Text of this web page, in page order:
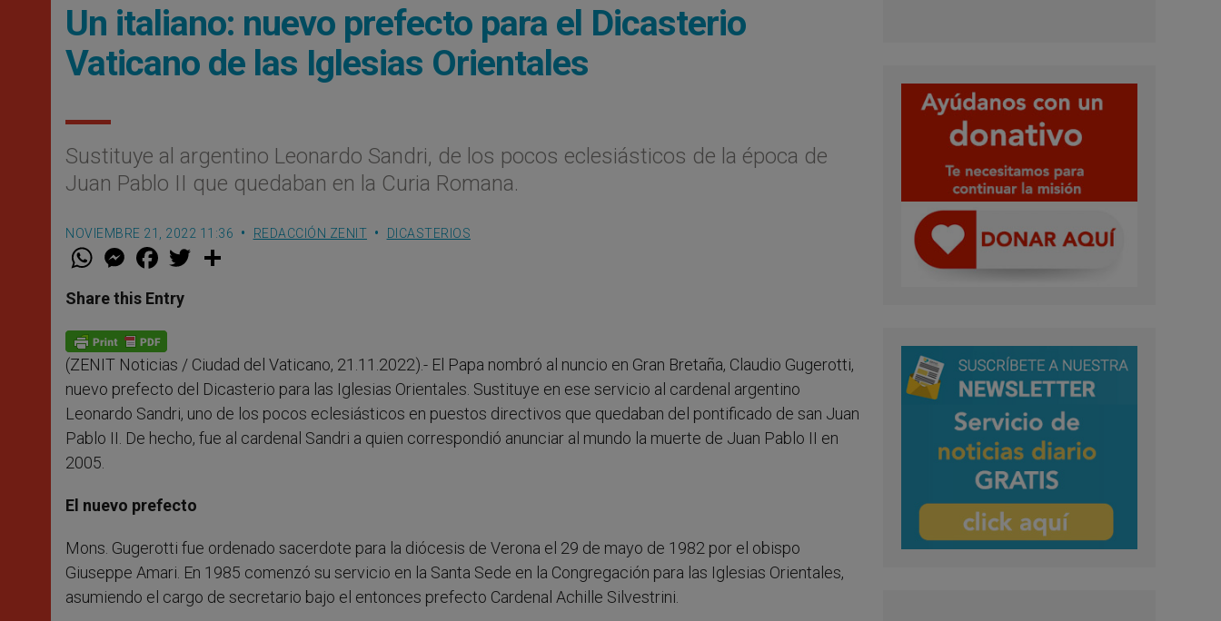
Un italiano: nuevo prefecto para el Dicasterio
Vaticano de las Iglesias Orientales
Sustituye al argentino Leonardo Sandri, de los pocos eclesiásticos de la época de
Juan Pablo II que quedaban en la Curia Romana.
NOVIEMBRE 21, 2022 11:36 REDACCIÓN ZENIT DICASTERIOS
W
t
s
p
p
M
e
s
e
g
e
r
F
a
e
b
o
k
w
Share this Entry
(ZENIT Noticias / Ciudad del Vaticano, 21.11.2022).- El Papa nombró al nuncio en Gran Bretaña, Claudio Gugerotti,
nuevo prefecto del Dicasterio para las Iglesias Orientales. Sustituye en ese servicio al cardenal argentino
Leonardo Sandri, uno de los pocos eclesiásticos en puestos directivos que quedaban del pontificado de san Juan
Pablo II. De hecho, fue al cardenal Sandri a quien correspondió anunciar al mundo la muerte de Juan Pablo II en
2005.
El nuevo prefecto
Mons. Gugerotti fue ordenado sacerdote para la diócesis de Verona el 29 de mayo de 1982 por el obispo
Giuseppe Amari. En 1985 comenzó su servicio en la Santa Sede en la Congregación para las Iglesias Orientales,
asumiendo el cargo de secretario bajo el entonces prefecto Cardenal Achille Silvestrini.